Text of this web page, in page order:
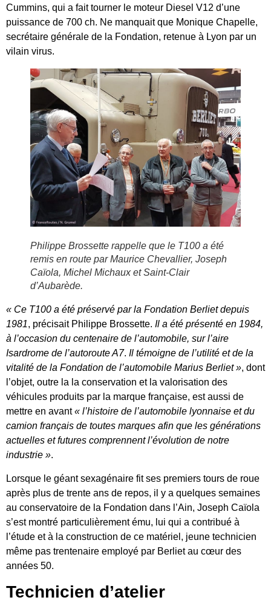
Cummins, qui a fait tourner le moteur Diesel V12 d’une
puissance de 700 ch. Ne manquait que Monique Chapelle,
secrétaire générale de la Fondation, retenue à Lyon par un
vilain virus.
Philippe Brossette rappelle que le T100 a été
remis en route par Maurice Chevallier, Joseph
Caïola, Michel Michaux et Saint-Clair
d’Aubarède.
« Ce T100 a été préservé par la Fondation Berliet depuis
1981, précisait Philippe Brossette. Il a été présenté en 1984,
à l’occasion du centenaire de l’automobile, sur l’aire
Isardrome de l’autoroute A7. Il témoigne de l’utilité et de la
vitalité de la Fondation de l’automobile Marius Berliet », dont
l’objet, outre la la conservation et la valorisation des
véhicules produits par la marque française, est aussi de
mettre en avant« l’histoire de l’automobile lyonnaise et du
camion français de toutes marques afin que les générations
actuelles et futures comprennent l’évolution de notre
industrie ».
Lorsque le géant sexagénaire fit ses premiers tours de roue
après plus de trente ans de repos, il y a quelques semaines
au conservatoire de la Fondation dans l’Ain, Joseph Caïola
s’est montré particulièrement ému, lui qui a contribué à
l’étude et à la construction de ce matériel, jeune technicien
même pas trentenaire employé par Berliet au cœur des
années 50.
Technicien d’atelier